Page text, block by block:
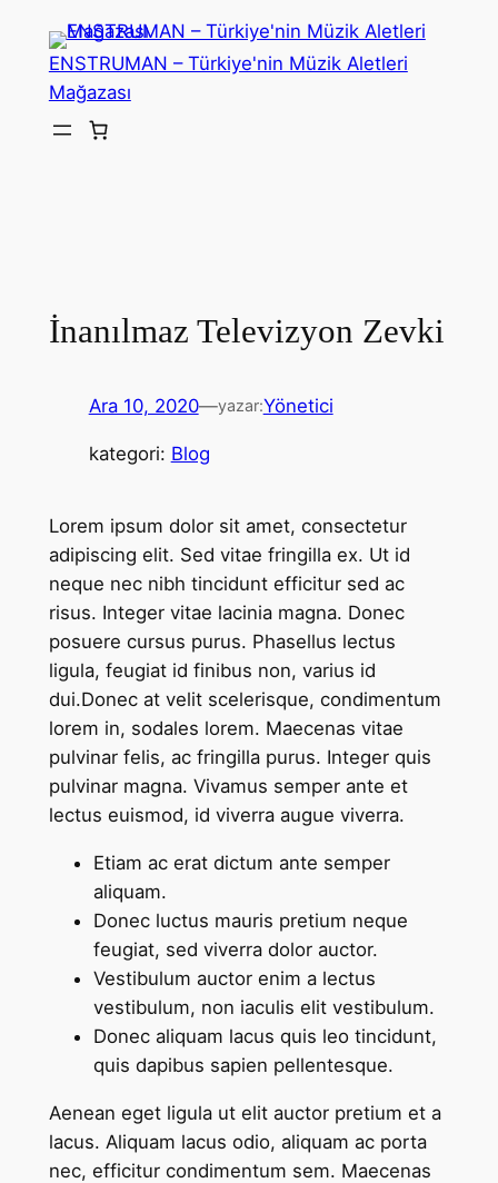
ENSTRUMAN – Türkiye'nin Müzik Aletleri
Mağazası
İnanılmaz Televizyon Zevki
Ara 10, 2020—yazar:Yönetici
kategori: Blog
Lorem ipsum dolor sit amet, consectetur
adipiscing elit. Sed vitae fringilla ex. Ut id
neque nec nibh tincidunt efficitur sed ac
risus. Integer vitae lacinia magna. Donec
posuere cursus purus. Phasellus lectus
ligula, feugiat id finibus non, varius id
dui.Donec at velit scelerisque, condimentum
lorem in, sodales lorem. Maecenas vitae
pulvinar felis, ac fringilla purus. Integer quis
pulvinar magna. Vivamus semper ante et
lectus euismod, id viverra augue viverra.
Etiam ac erat dictum ante semper
aliquam.
Donec luctus mauris pretium neque
feugiat, sed viverra dolor auctor.
Vestibulum auctor enim a lectus
vestibulum, non iaculis elit vestibulum.
Donec aliquam lacus quis leo tincidunt,
quis dapibus sapien pellentesque.
Aenean eget ligula ut elit auctor pretium et a
lacus. Aliquam lacus odio, aliquam ac porta
nec, efficitur condimentum sem. Maecenas